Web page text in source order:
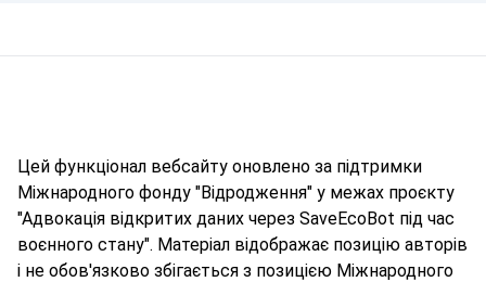
Цей функціонал вебсайту оновлено за підтримки
Міжнародного фонду "Відродження" у межах проєкту
"Адвокація відкритих даних через SaveEcoBot під час
воєнного стану". Матеріал відображає позицію авторів
і не обов'язково збігається з позицією Міжнародного